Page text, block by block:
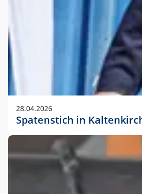
28.04.2026
Spatenstich in